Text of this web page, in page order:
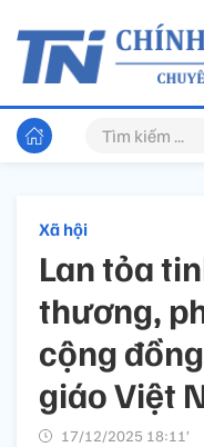
Xã hội
Lan tỏa
thương,
cộng
giáo Việt
17/12/2025 18:11’